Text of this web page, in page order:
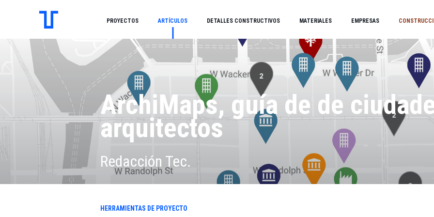
PROYECTOS ARTÍCULOS DETALLES CONSTRUCTIVOS MATERIALES EMPRESAS
ArchiMaps, guía de de
arquitectos
Redacción Tec.
HERRAMIENTAS DE PROYECTO